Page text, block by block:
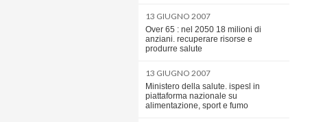
13 GIUGNO 2007
Over 65 : nel 2050 18 milioni di
anziani. recuperare risorse e
produrre salute
13 GIUGNO 2007
Ministero della salute. ispesl in
piattaforma nazionale su
alimentazione, sport e fumo